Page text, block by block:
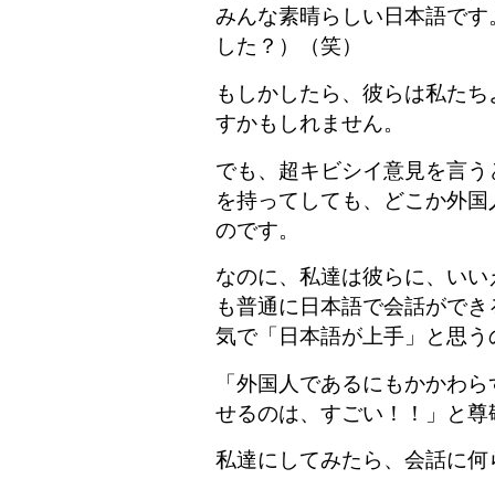
みんな素晴らしい日本語で
した？）（笑）
もしかしたら、彼らは私た
すかもしれません。
でも、超キビシイ意見を言
を持ってしても、どこか外
のです。
なのに、私達は彼らに、い
も普通に日本語で会話がで
気で「日本語が上手」と思う
「外国人であるにもかかわ
せるのは、すごい！！」と
私達にしてみたら、会話に